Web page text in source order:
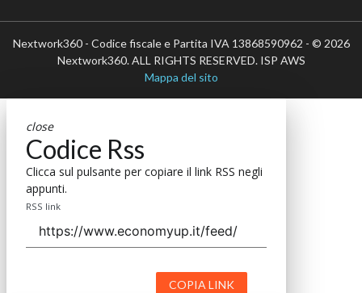
Nextwork360 - Codice fiscale e Partita IVA 13868590962 - © 2026
Nextwork360. ALL RIGHTS RESERVED. ISP AWS
Mappa del sito
close
Codice Rss
Clicca sul pulsante per copiare il link RSS negli
appunti.
RSS link
COPIA LINK